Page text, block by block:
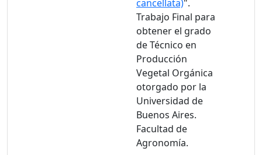
cancellata)".
Trabajo Final para
obtener el grado
de Técnico en
Producción
Vegetal Orgánica
otorgado por la
Universidad de
Buenos Aires.
Facultad de
Agronomía.